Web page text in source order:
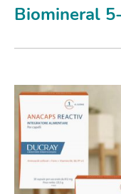
Biomineral